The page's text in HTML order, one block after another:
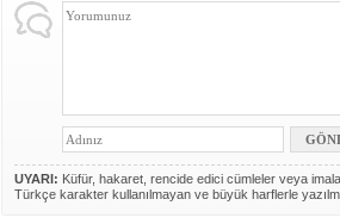
UYARI: Küfür, hakaret, rencide edici cümleler veya
Türkçe karakter kullanılmayan ve büyük harflerle